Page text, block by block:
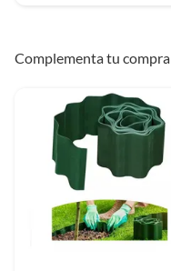
Complementa tu compra